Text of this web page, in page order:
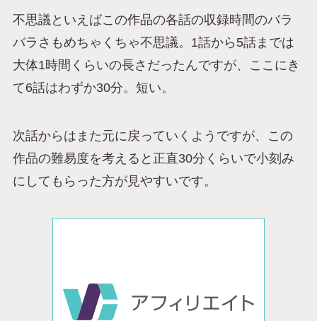
不思議といえばこの作品の各話の収録時間のバラ
バラさもめちゃくちゃ不思議。1話から5話までは
大体1時間くらいの長さだったんですが、ここにき
て6話はわずか30分。短い。
次話からはまた元に戻っていくようですが、この
作品の難易度を考えると正直30分くらいで小刻み
にしてもらった方が見やすいです。